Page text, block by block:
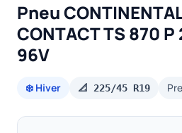
Pneu
CONTACT TS 870
96V
❄️ Hiver 📐 225/45 R19